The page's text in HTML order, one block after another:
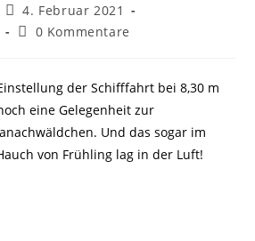
Beitrag
veröffentlicht:
4. Februar 2021
Beitrags-
0 Kommentare
der Schifffahrt bei 8,30 m
eine Gelegenheit zur
Und das sogar im
von Frühling lag in der Luft!